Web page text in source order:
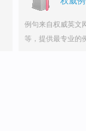
例句来自权威英文
等，提供最专业的